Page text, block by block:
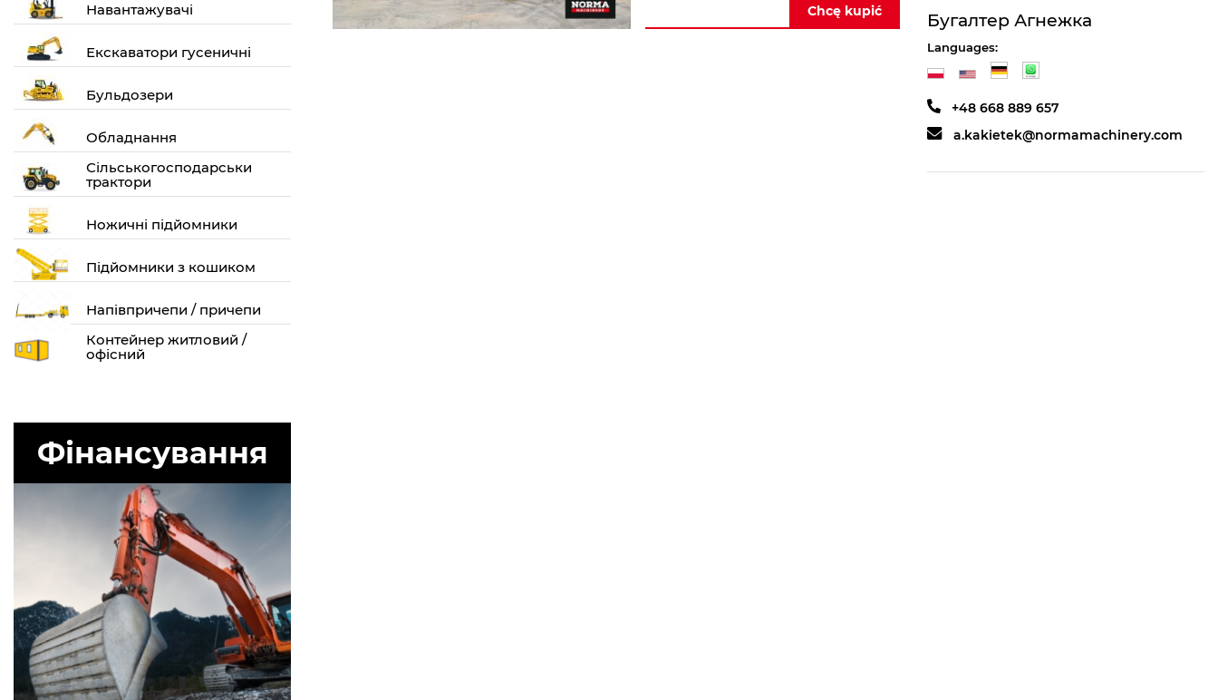
Навантажувачі
Екскаватори гусеничні
Бульдозери
Обладнання
Сільськогосподарськи
трактори
Ножичні підйомники
Підйомники з кошиком
Напівпричепи / причепи
Контейнер житловий /
офісний
Фінансування
Chcę kupić Бугалтер Агнежка
Languages:
+48 668 889 657
a.kakietek@normamachinery.com